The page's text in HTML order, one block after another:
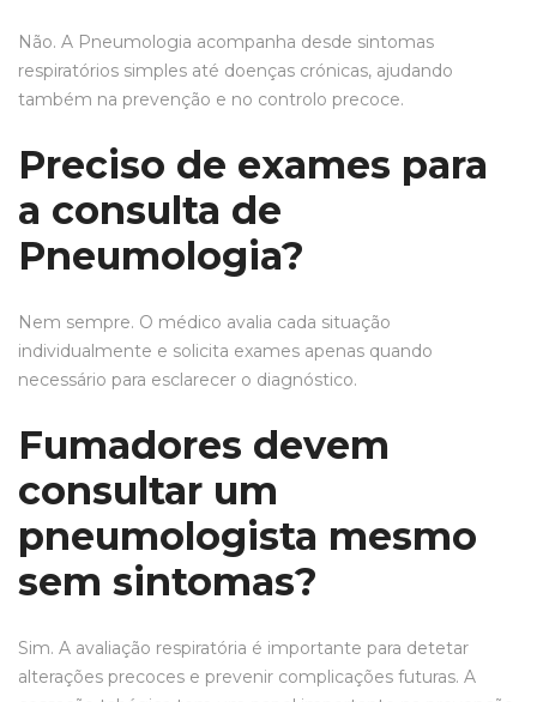
Não. A Pneumologia acompanha desde sintomas
respiratórios simples até doenças crónicas, ajudando
também na prevenção e no controlo precoce.
Preciso de exames para
a consulta de
Pneumologia?
Nem sempre. O médico avalia cada situação
individualmente e solicita exames apenas quando
necessário para esclarecer o diagnóstico.
Fumadores devem
consultar um
pneumologista mesmo
sem sintomas?
Sim. A avaliação respiratória é importante para detetar
alterações precoces e prevenir complicações futuras. A